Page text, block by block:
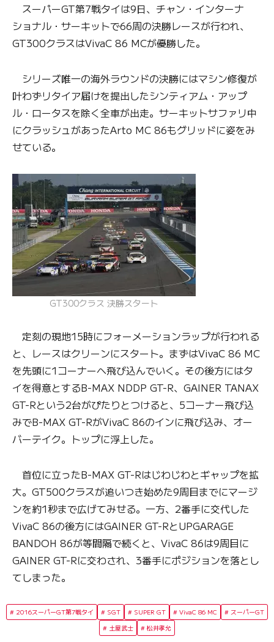
スーパーGT第7戦タイは9日、チャン・インターナ
ショナル・サーキットで66周の決勝レースが行われ、
GT300クラスはVivaC 86 MCが優勝した。
シリーズ唯一の海外ラウンドの決勝にはマシン修復が
叶わずリタイア届けを提出したシンティアム・アップ
ル・ロータスを除く全車が出走。サーキットサファリ中
にクラッシュがあったArto MC 86もグリッドに姿をみ
せている。
GT300クラス 決勝スタート
定刻の現地15時にフォーメーションラップが行われる
と、レースはクリーンにスタート。まずはVivaC 86 MC
を先頭に1コーナーへ飛び込んでいく。その後方にはタ
イを得意とするB-MAX NDDP GT-R、GAINER TANAX
GT-Rという2台がぴたりとつけると、5コーナー飛び込
みでB-MAX GT-RがVivaC 86のインに飛び込み、オー
バーテイク。トップに浮上した。
首位に立ったB-MAX GT-Rはじわじわとギャップを拡
大。GT500クラスが追いつき始めた9周目までにマージ
ンを約1秒まで広げてみせる。一方、2番手に交代した
VivaC 86の後方にはGAINER GT-RとUPGARAGE
BANDOH 86が等間隔で続くと、VivaC 86は9周目に
GAINER GT-Rに交わされ、3番手にポジションを落とし
てしまった。
2016スーパーGT第7戦タイ SGT SUPER GT VivaC 86 MC
スーパーGT
土屋武士
松井孝允